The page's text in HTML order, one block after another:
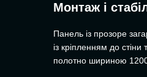
Монтаж і
Панель із прозоре
із кріпленням до
полотно шириною